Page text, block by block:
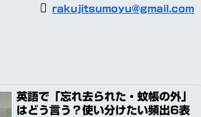
rakujitsumoyu@gmail.com
英語で「忘れ去られた・蚊帳の外」
はどう言う？使い分けたい頻出6表